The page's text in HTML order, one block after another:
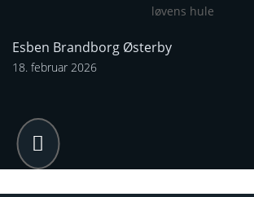
Esben Brandborg Østerby
18. februar 2026
